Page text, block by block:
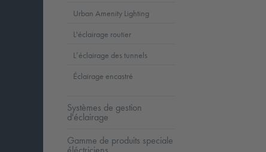
Urban Amenity Lighting
L'éclairage routier
L’éclairage des tunnels
Éclairage encastré
Systèmes de gestion
d'éclairage
Gamme de produits speciale